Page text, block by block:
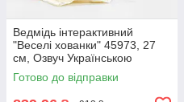
Ведмідь інтерактивний
"Веселі хованки" 45973, 27
см, Озвуч Українською
мовою, говорить, грає в
хованки
Готово до відправки